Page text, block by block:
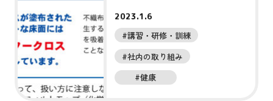
2023.1.6
#講習・研修・訓練
#社内の取り組み
#健康